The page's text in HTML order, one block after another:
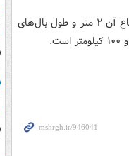
به گزارش المسیره، طول این پهپاد جاسوسی بیش از هشت متر، ارتفاع آن ۲ متر و طول بال‌های